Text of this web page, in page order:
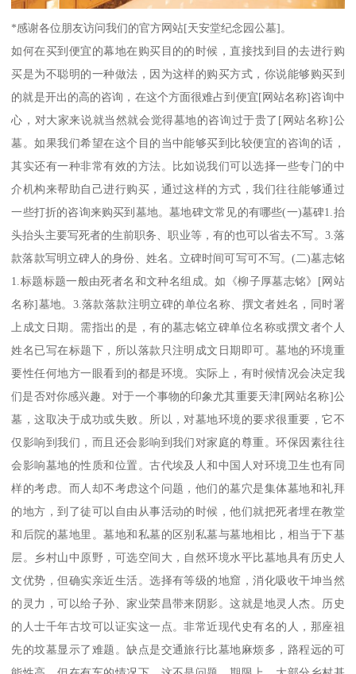
*感谢各位朋友访问我们的官方网站[天安堂纪念园公墓]。
如何在买到便宜的幕地在购买目的的时候，直接找到目的去进行购
买是为不聪明的一种做法，因为这样的购买方式，你说能够购买到
的就是开出的高的咨询，在这个方面很难占到便宜[网站名称]咨询中
心，对大家来说就当然就会觉得墓地的咨询过于贵了[网站名称]公
墓。如果我们希望在这个目的当中能够买到比较便宜的咨询的话，
其实还有一种非常有效的方法。比如说我们可以选择一些专门的中
介机构来帮助自己进行购买，通过这样的方式，我们往往能够通过
一些打折的咨询来购买到墓地。墓地碑文常见的有哪些(一)墓碑1.抬
头抬头主要写死者的生前职务、职业等，有的也可以省去不写。3.落
款落款写明立碑人的身份、姓名。立碑时间可写可不写。(二)墓志铭
1.标题标题一般由死者名和文种名组成。如《柳子厚墓志铭》[网站
名称]墓地。3.落款落款注明立碑的单位名称、撰文者姓名，同时署
上成文日期。需指出的是，有的墓志铭立碑单位名称或撰文者个人
姓名已写在标题下，所以落款只注明成文日期即可。墓地的环境重
要性任何地方一眼看到的都是环境。实际上，有时候情况会决定我
们是否对你感兴趣。对于一个事物的印象尤其重要天津[网站名称]公
墓，这取决于成功或失败。所以，对墓地环境的要求很重要，它不
仅影响到我们，而且还会影响到我们对家庭的尊重。环保因素往往
会影响墓地的性质和位置。古代埃及人和中国人对环境卫生也有同
样的考虑。而人却不考虑这个问题，他们的墓穴是集体墓地和礼拜
的地方，到了徒可以自由从事活动的时候，他们就把死者埋在教堂
和后院的墓地里。墓地和私墓的区别私墓与墓地相比，相当于下基
层。乡村山中原野，可选空间大，自然环境水平比墓地具有历史人
文优势，但确实亲近生活。选择有等级的地窟，消化吸收干坤当然
的灵力，可以给子孙、家业荣昌带来阴影。这就是地灵人杰。历史
的人士千年古坟可以证实这一点。非常近现代史有名的人，那座祖
先的坟墓显示了难题。缺点是交通旅行比墓地麻烦多，路程远的可